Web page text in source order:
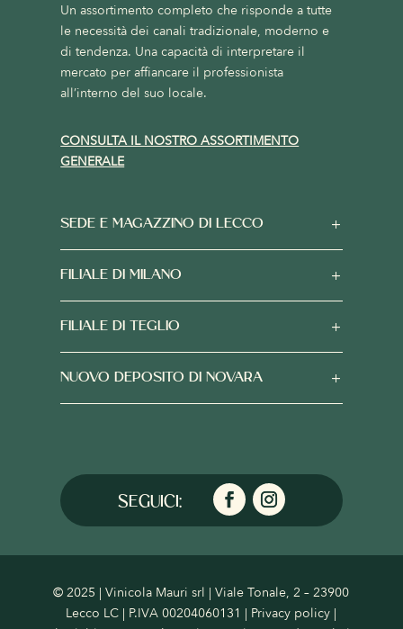
Un assortimento completo che risponde a tutte
le necessità dei canali tradizionale, moderno e
di tendenza. Una capacità di interpretare il
mercato per affiancare il professionista
all’interno del suo locale.
CONSULTA IL NOSTRO ASSORTIMENTO
GENERALE
SEDE E MAGAZZINO DI LECCO
FILIALE DI MILANO
FILIALE DI TEGLIO
NUOVO DEPOSITO DI NOVARA
© 2025 | Vinicola Mauri srl | Viale Tonale, 2 – 23900
Lecco LC | P.IVA 00204060131 | Privacy policy |